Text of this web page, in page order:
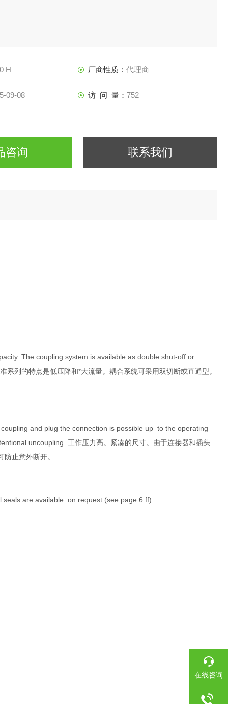
H 厂商性质： 代理商
09-08 访 问 量： 752
咨询 联系我们
The coupling system is available as double shut-off or
列的特点是低压降和*大流量。耦合系统可采用双切断或直通型。
and plug the connection is possible up to the operating
uncoupling. 工作压力高。紧凑的尺寸。由于连接器和插头
止意外断开。
seals are available on request (see page 6 ff).
在线咨询